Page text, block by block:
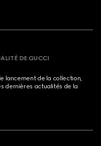
DE GUCCI
lancement de la collection,
dernières actualités de la